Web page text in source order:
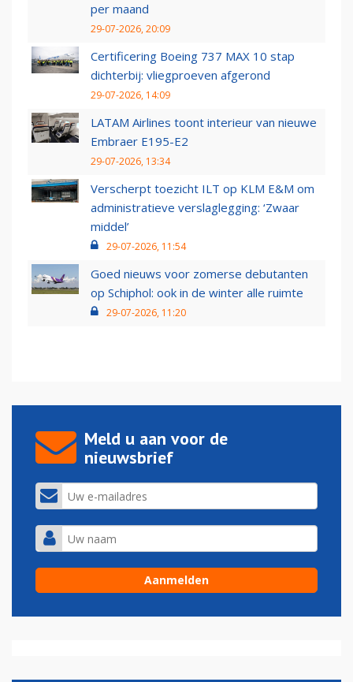
per maand
29-07-2026, 20:09
Certificering Boeing 737 MAX 10 stap
dichterbij: vliegproeven afgerond
29-07-2026, 14:09
LATAM Airlines toont interieur van nieuwe
Embraer E195-E2
29-07-2026, 13:34
Verscherpt toezicht ILT op KLM E&M om
administratieve verslaglegging: ‘Zwaar
middel’
29-07-2026, 11:54
Goed nieuws voor zomerse debutanten
op Schiphol: ook in de winter alle ruimte
29-07-2026, 11:20
Meld u aan voor de
nieuwsbrief